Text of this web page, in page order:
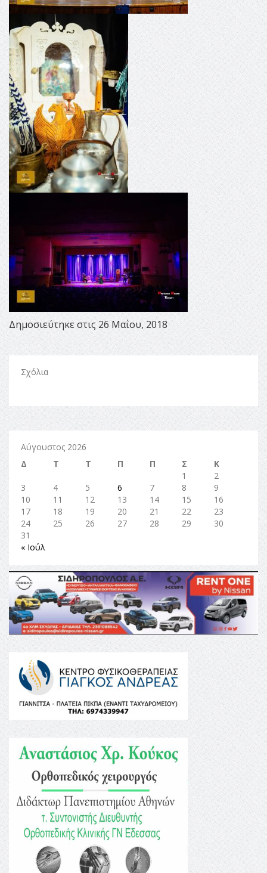
Δημοσιεύτηκε στις 26 Μαΐου, 2018
Σχόλια
Αύγουστος 2026
Δ
Τ Τ Π Π Σ
Κ
1
2
3
4 5 6 7 8
9
10
11 12 13 14 15
16
17
18 19 20 21 22
23
24
25 26 27 28 29
30
31
« Ιούλ